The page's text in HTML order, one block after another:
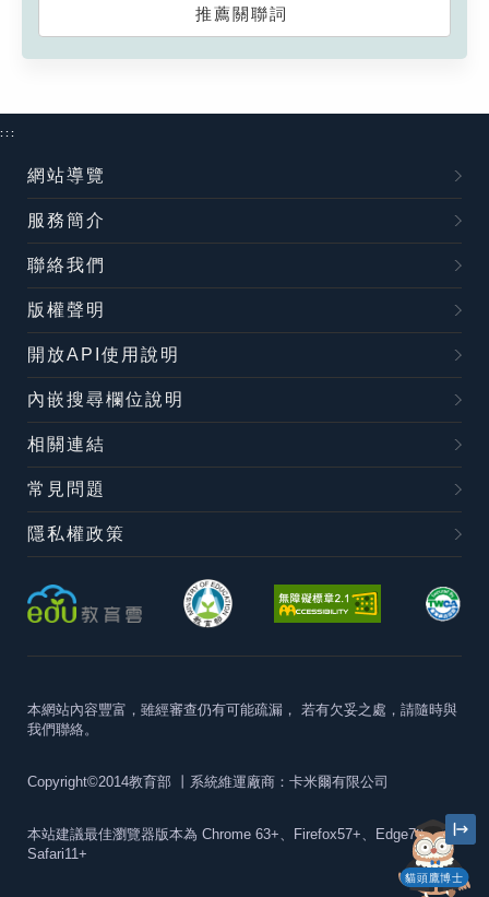
推薦關聯詞
貓頭鷹博士
:::
網站導覽
服務簡介
聯絡我們
版權聲明
開放API使用說明
內嵌搜尋欄位說明
相關連結
常見問題
隱私權政策
本網站內容豐富，雖經審查仍有可能疏漏， 若有欠妥之處，請隨時與
我們聯絡。
Copyright©2014教育部 丨系統維運廠商：卡米爾有限公司
本站建議最佳瀏覽器版本為 Chrome 63+、Firefox57+、Edge79+及
Safari11+